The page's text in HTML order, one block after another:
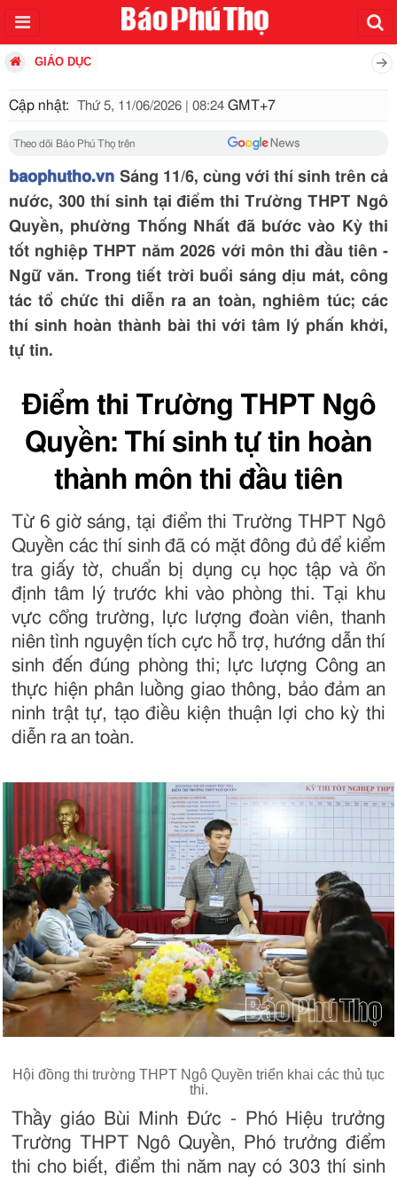
GIÁO DỤC
Cập nhật: Thứ 5, 11/06/2026 | 08:24 GMT+7
Theo dõi Báo Phú Thọ trên
baophutho.vn Sáng 11/6, cùng với thí sinh trên cả
nước, 300 thí sinh tại điểm thi Trường THPT Ngô
Quyền, phường Thống Nhất đã bước vào Kỳ thi
tốt nghiệp THPT năm 2026 với môn thi đầu tiên -
Ngữ văn. Trong tiết trời buổi sáng dịu mát, công
tác tổ chức thi diễn ra an toàn, nghiêm túc; các
thí sinh hoàn thành bài thi với tâm lý phấn khởi,
tự tin.
Điểm thi Trường THPT Ngô
Quyền: Thí sinh tự tin hoàn
thành môn thi đầu tiên
Từ 6 giờ sáng, tại điểm thi Trường THPT Ngô
Quyền các thí sinh đã có mặt đông đủ để kiểm
tra giấy tờ, chuẩn bị dụng cụ học tập và ổn
định tâm lý trước khi vào phòng thi. Tại khu
vực cổng trường, lực lượng đoàn viên, thanh
niên tình nguyện tích cực hỗ trợ, hướng dẫn thí
sinh đến đúng phòng thi; lực lượng Công an
thực hiện phân luồng giao thông, bảo đảm an
ninh trật tự, tạo điều kiện thuận lợi cho kỳ thi
diễn ra an toàn.
Hội đồng thi trường THPT Ngô Quyền triển khai các thủ tục
thi.
Thầy giáo Bùi Minh Đức - Phó Hiệu trưởng
Trường THPT Ngô Quyền, Phó trưởng điểm
thi cho biết, điểm thi năm nay có 303 thí sinh